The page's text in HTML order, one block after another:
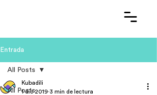
Entrada
All Posts
All Posts
Kubadili
1 dic 2019 3 min de lectura